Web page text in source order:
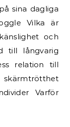
sina dagliga
Vilka är
och
till långvarig
relation till
skärmtrötthet
Varför